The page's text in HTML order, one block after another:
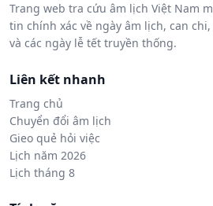
Trang web tra cứu âm lịch Việt Nam
tin chính xác về ngày âm lịch, can
và các ngày lễ tết truyền thống.
Liên kết nhanh
Trang chủ
Chuyển đổi âm lịch
Gieo quẻ hỏi việc
Lịch năm 2026
Lịch tháng 8